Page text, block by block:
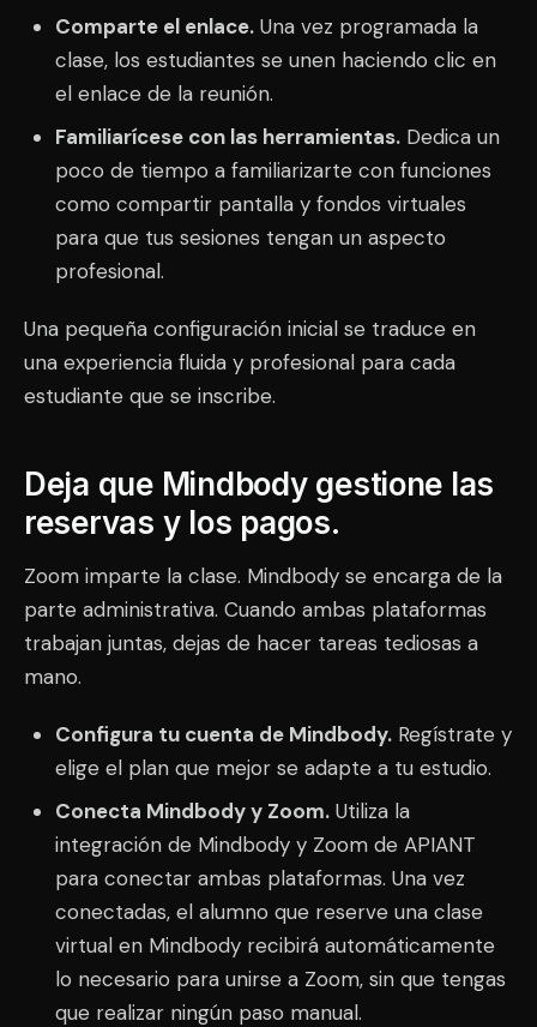
Comparte el enlace.Una vez programada la
clase, los estudiantes se unen haciendo clic en
el enlace de la reunión.
Familiarícese con las herramientas.Dedica un
poco de tiempo a familiarizarte con funciones
como compartir pantalla y fondos virtuales
para que tus sesiones tengan un aspecto
profesional.
Una pequeña configuración inicial se traduce en
una experiencia fluida y profesional para cada
estudiante que se inscribe.
Deja que Mindbody gestione las
reservas y los pagos.
Zoom imparte la clase. Mindbody se encarga de la
parte administrativa. Cuando ambas plataformas
trabajan juntas, dejas de hacer tareas tediosas a
mano.
Configura tu cuenta de Mindbody.Regístrate y
elige el plan que mejor se adapte a tu estudio.
Conecta Mindbody y Zoom.Utiliza la
integración de Mindbody y Zoom de APIANT
para conectar ambas plataformas. Una vez
conectadas, el alumno que reserve una clase
virtual en Mindbody recibirá automáticamente
lo necesario para unirse a Zoom, sin que tengas
que realizar ningún paso manual.